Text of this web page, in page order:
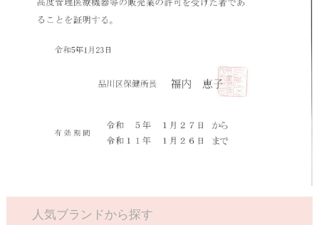
人気ブランドから探す